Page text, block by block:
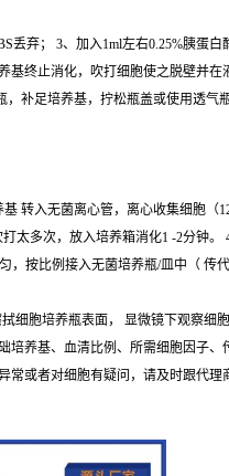
丢弃； 3、加入1ml左右0.25%胰
终止消化，吹打细胞使之脱壁并
补足培养基，拧松瓶盖或使用透气
转入无菌离心管，离心收集细胞
太多次，放入培养箱消化1 -2分
，按比例接入无菌培养瓶/皿中（ 传代
细胞培养瓶表面， 显微镜下观察
养基、血清比例、所需细胞因子
或者对细胞有疑问，请及时跟代